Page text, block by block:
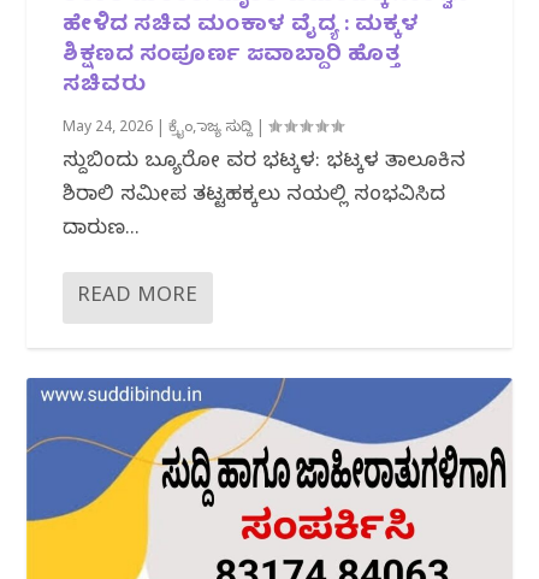
ಹೇಳಿದ ಸಚಿವ ಮಂಕಾಳ ವೈದ್ಯ : ಮಕ್ಕಳ
ಶಿಕ್ಷಣದ ಸಂಪೂರ್ಣ ಜವಾಬ್ದಾರಿ ಹೊತ್ತ
ಸಚಿವರು
May 24, 2026 |ಕ್ರೈಂ,ರಾಜ್ಯ ಸುದ್ದಿ |
ಸುದ್ದಿಬಿಂದು ಬ್ಯೂರೋ ವರದಿ ಭಟ್ಕಳ: ಭಟ್ಕಳ ತಾಲೂಕಿನ
ಶಿರಾಲಿ ಸಮೀಪ ತಟ್ಟಹಕ್ಕಲು ನದಿಯಲ್ಲಿ ಸಂಭವಿಸಿದ
ದಾರುಣ...
READ MORE